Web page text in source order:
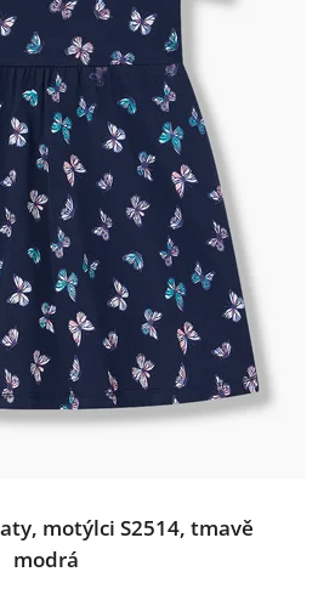
motýlci S2514, tmavě
modrá